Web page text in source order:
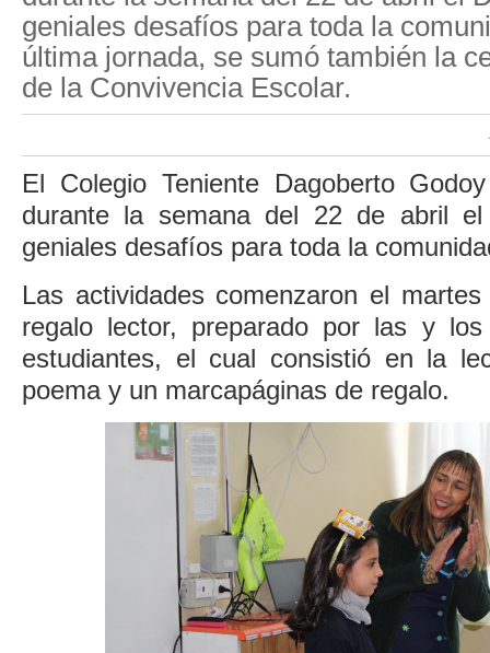
geniales desafíos para toda la
última jornada, se sumó también la
de la Convivencia Escolar.
El Colegio Teniente Dagoberto
durante la semana del 22 de abril
geniales desafíos para toda la
Las actividades comenzaron el
regalo lector, preparado por las y
estudiantes, el cual consistió en la
poema y un marcapáginas de regalo.